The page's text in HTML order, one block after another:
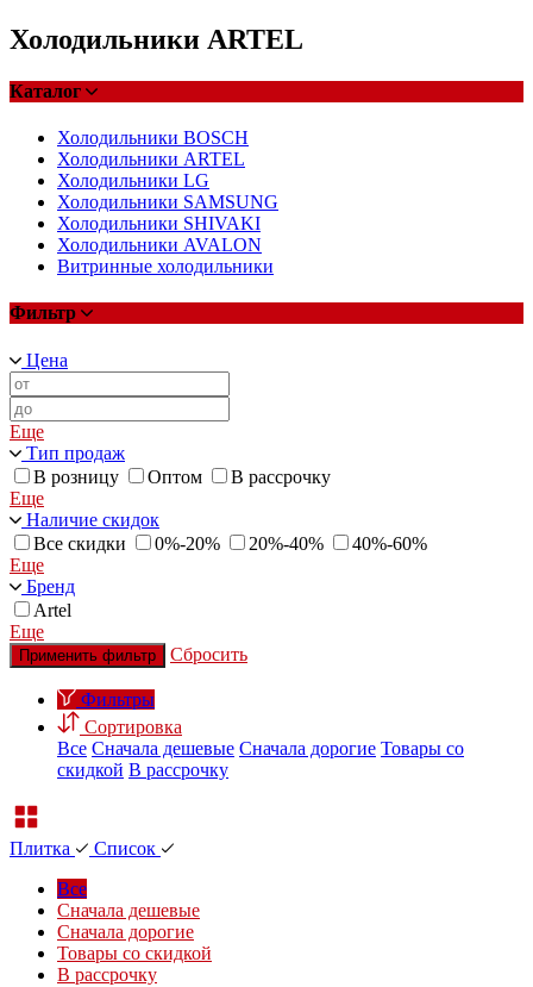
Холодильники ARTEL
Каталог
Холодильники BOSCH
Холодильники ARTEL
Холодильники LG
Холодильники SAMSUNG
Холодильники SHIVAKI
Холодильники AVALON
Витринные холодильники
Фильтр
Цена
Еще
Тип продаж
В розницу
Оптом
В рассрочку
Еще
Наличие скидок
Все скидки
0%-20% 20%-40%
40%-60%
Еще
Бренд
Artel
Еще
Применить фильтр Сбросить
Фильтры
Сортировка
Все Сначала дешевые Сначала дорогие Товары со
скидкой В рассрочку
Плитка
Список
Все
Сначала дешевые
Сначала дорогие
Товары со скидкой
В рассрочку